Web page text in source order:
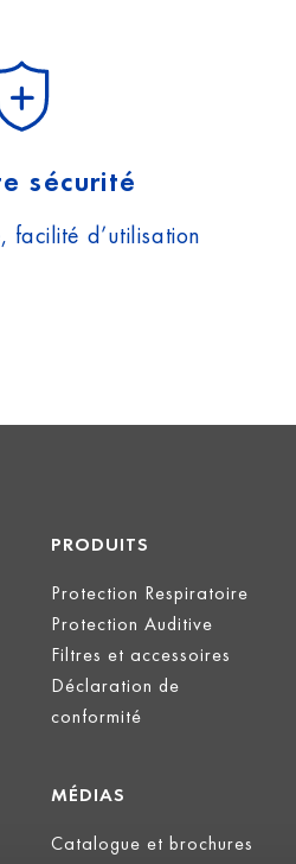
sécurité
facilité d’utilisation
PRODUITS
Protection Respiratoire
Protection Auditive
Filtres et accessoires
Déclaration de
conformité
MÉDIAS
Catalogue et brochures